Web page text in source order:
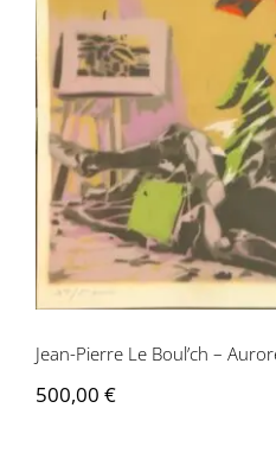
Jean-Pierre Le
Jean-Pierre Le Boul’ch –
500,00 €